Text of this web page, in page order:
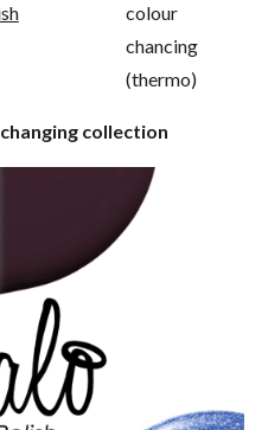
colour
chancing
(thermo)
collection